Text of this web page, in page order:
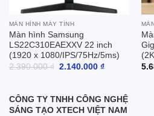
MÀN HÌNH MÁY TÍNH
Màn hình Samsung
LS22C310EAEXXV 22 inch
(1920 x 1080/IPS/75Hz/5ms)
2.390.000₫ Giá
2.140.000 ₫Giá
2.140.000 ₫.
CÔNG TY TNHH CÔNG NGHỆ
SÁNG TẠO XTECH VIỆT NAM